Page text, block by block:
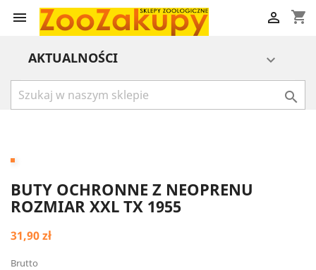
 shopping_cart

AKTUALNOŚCI 

BUTY OCHRONNE Z NEOPRENU
ROZMIAR XXL TX 1955
31,90 zł
Brutto